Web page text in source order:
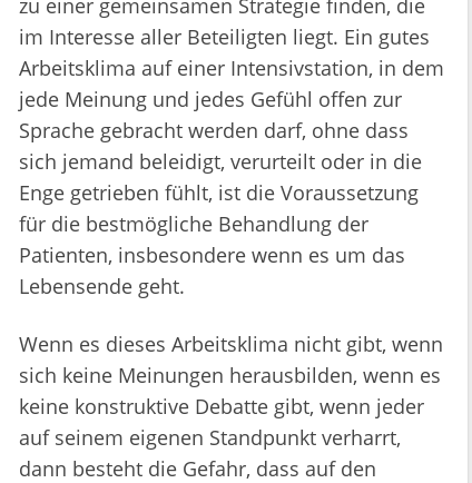
zu einer gemeinsamen Strategie finden, die
im Interesse aller Beteiligten liegt. Ein gutes
Arbeitsklima auf einer Intensivstation, in dem
jede Meinung und jedes Gefühl offen zur
Sprache gebracht werden darf, ohne dass
sich jemand beleidigt, verurteilt oder in die
Enge getrieben fühlt, ist die Voraussetzung
für die bestmögliche Behandlung der
Patienten, insbesondere wenn es um das
Lebensende geht.
Wenn es dieses Arbeitsklima nicht gibt, wenn
sich keine Meinungen herausbilden, wenn es
keine konstruktive Debatte gibt, wenn jeder
auf seinem eigenen Standpunkt verharrt,
dann besteht die Gefahr, dass auf den